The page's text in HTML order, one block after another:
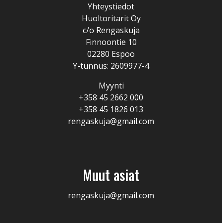
Yhteystiedot
Huoltoritarit Oy
c/o Rengaskuja
Finnoontie 10
02280 Espoo
Y-tunnus: 2609977-4
Myynti
+358 45 2662 000
+358 45 1826 013
rengaskuja@gmail.com
Muut asiat
rengaskuja@gmail.com